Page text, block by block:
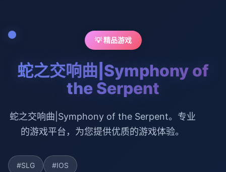
💡 精品游戏
蛇之交响曲|Symphony of
the Serpent
蛇之交响曲|Symphony of the Serpent。专业
的游戏平台，为您提供优质的游戏体验。
#SLG #IOS